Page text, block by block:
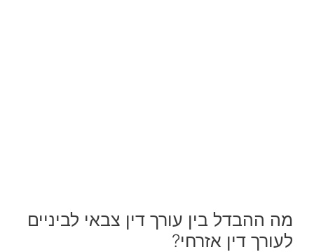
מה ההבדל בין עורך דין צבאי לביניים
לעורך דין אזרחי?